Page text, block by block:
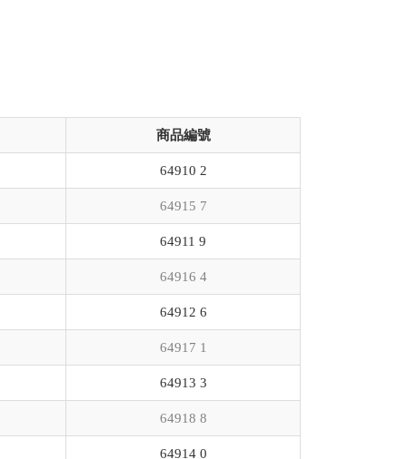
商品編號
64910 2
64915 7
64911 9
64916 4
64912 6
64917 1
64913 3
64918 8
64914 0